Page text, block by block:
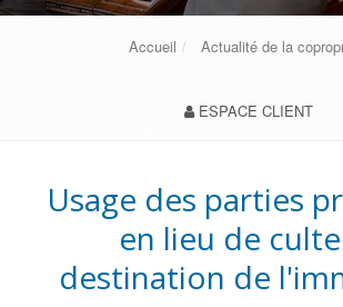
Accueil Actualité de la
ESPACE CLIENT
Usage des parties
en lieu de
destination de